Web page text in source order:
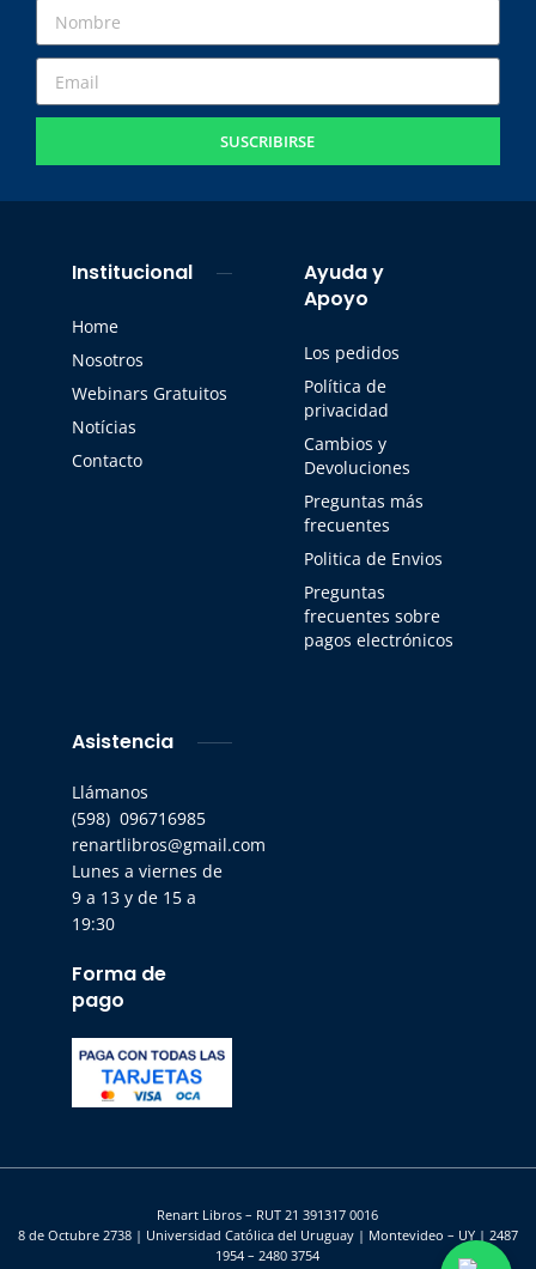
SUSCRIBIRSE
Institucional
Home
Nosotros
Webinars Gratuitos
Notícias
Contacto
Ayuda y
Apoyo
Los pedidos
Política de
privacidad
Cambios y
Devoluciones
Preguntas más
frecuentes
Politica de Envios
Preguntas
frecuentes sobre
pagos electrónicos
Asistencia
Llámanos
(598) 096716985
renartlibros@gmail.com
Lunes a viernes de
9 a 13 y de 15 a
19:30
Forma de
pago
Renart Libros – RUT 21 391317 0016
8 de Octubre 2738 | Universidad Católica del Uruguay | Montevideo – UY | 2487
1954 – 2480 3754